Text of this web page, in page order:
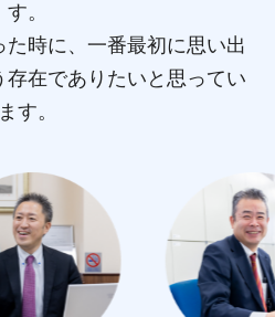
す。
た時に、一番最初に思い出
存在でありたいと思ってい
ます。